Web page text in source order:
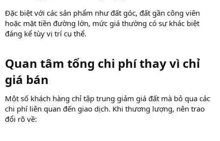
Đặc biệt với các sản phẩm như đất góc, đất gần công viên
hoặc mặt tiền đường lớn, mức giá thường có sự khác biệt
đáng kể tùy vị trí cụ thể.
Quan tâm tổng chi phí thay vì chỉ
giá bán​
Một số khách hàng chỉ tập trung giảm giá đất mà bỏ qua các
chi phí liên quan đến giao dịch. Khi thương lượng, nên trao
đổi rõ về: